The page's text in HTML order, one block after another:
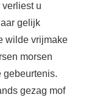
u
gelijk
wilde vrijmake
morsen
gebeurtenis.
gezag mof